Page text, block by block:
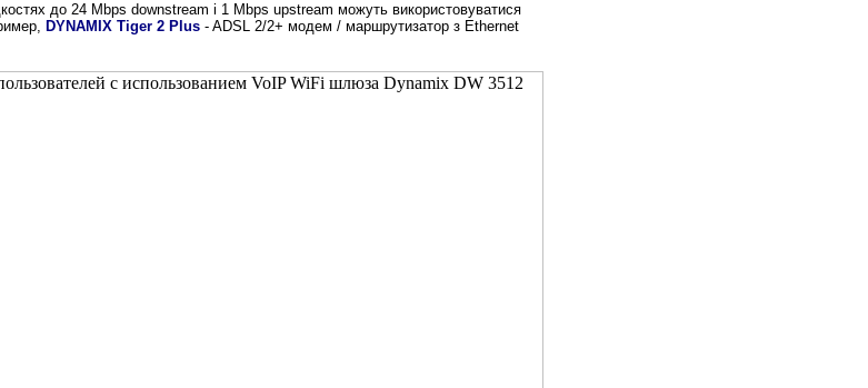
до 24 Mbps downstream і 1 Mbps upstream можуть використовуватися
DYNAMIX Tiger 2 Plus - ADSL 2/2+ модем / маршрутизатор з Ethernet